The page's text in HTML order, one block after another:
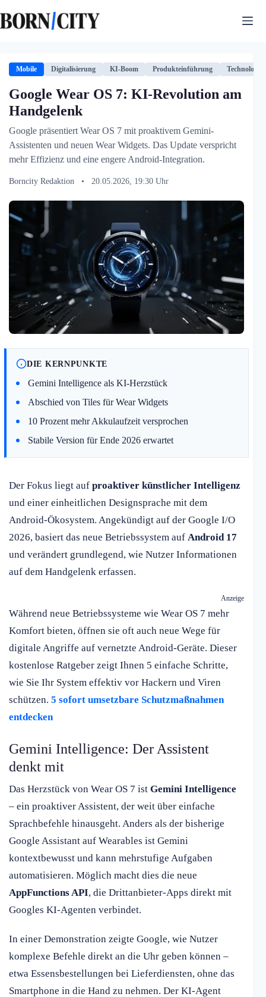
Inhalt
springen
Mobile Digitalisierung KI-Boom Produkteinführung Technologie
Google Wear OS 7: KI-Revolution am
Handgelenk
Google präsentiert Wear OS 7 mit proaktivem Gemini-
Assistenten und neuen Wear Widgets. Das Update verspricht
mehr Effizienz und eine engere Android-Integration.
Borncity Redaktion • 20.05.2026, 19:30 Uhr
DIE KERNPUNKTE
Gemini Intelligence als KI-Herzstück
Abschied von Tiles für Wear Widgets
10 Prozent mehr Akkulaufzeit versprochen
Stabile Version für Ende 2026 erwartet
Der Fokus liegt auf proaktiver künstlicher Intelligenz
und einer einheitlichen Designsprache mit dem
Android-Ökosystem. Angekündigt auf der Google I/O
2026, basiert das neue Betriebssystem auf Android 17
und verändert grundlegend, wie Nutzer Informationen
auf dem Handgelenk erfassen.
Anzeige
Während neue Betriebssysteme wie Wear OS 7 mehr
Komfort bieten, öffnen sie oft auch neue Wege für
digitale Angriffe auf vernetzte Android-Geräte. Dieser
kostenlose Ratgeber zeigt Ihnen 5 einfache Schritte,
wie Sie Ihr System effektiv vor Hackern und Viren
schützen. 5 sofort umsetzbare Schutzmaßnahmen
entdecken
Gemini Intelligence: Der Assistent
denkt mit
Das Herzstück von Wear OS 7 ist Gemini Intelligence
– ein proaktiver Assistent, der weit über einfache
Sprachbefehle hinausgeht. Anders als der bisherige
Google Assistant auf Wearables ist Gemini
kontextbewusst und kann mehrstufige Aufgaben
automatisieren. Möglich macht dies die neue
AppFunctions API, die Drittanbieter-Apps direkt mit
Googles KI-Agenten verbindet.
In einer Demonstration zeigte Google, wie Nutzer
komplexe Befehle direkt an die Uhr geben können –
etwa Essensbestellungen bei Lieferdiensten, ohne das
Smartphone in die Hand zu nehmen. Der KI-Agent